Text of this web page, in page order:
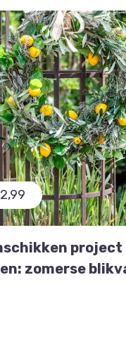
project
zomerse